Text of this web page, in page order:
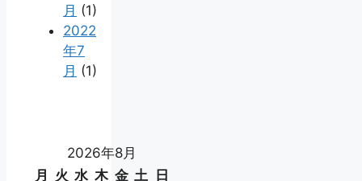
月 (1)
2022
年7
月 (1)
2026年8月
月
火 水 木 金 土
日